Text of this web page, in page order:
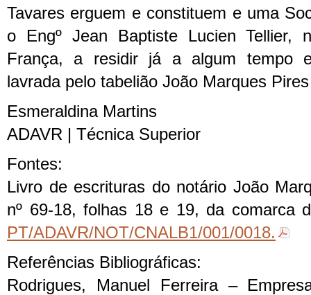
Tavares erguem e constituem e uma
o Engº Jean Baptiste Lucien Tellier,
França, a residir já a algum tempo
lavrada pelo tabelião João Marques
Esmeraldina Martins
ADAVR | Técnica Superior
Fontes:
Livro de escrituras do notário João
nº 69-18, folhas 18 e 19, da comarca
PT/ADAVR/NOT/CNALB1/001/0018.
Referências Bibliográficas:
Rodrigues, Manuel Ferreira –